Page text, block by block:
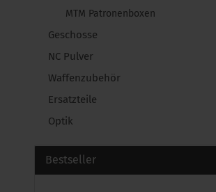
MTM Patronenboxen
Geschosse
NC Pulver
Waffenzubehör
Ersatzteile
Optik
Bestseller